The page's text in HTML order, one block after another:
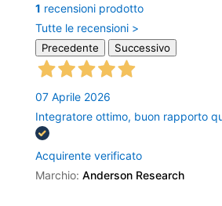
1 recensioni prodotto
Tutte le recensioni >
Precedente Successivo
07 Aprile 2026
Integratore ottimo, buon rapporto
Acquirente verificato
Marchio: Anderson Research